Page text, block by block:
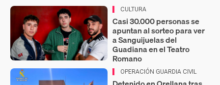
CULTURA
Casi 30.000 personas se
apuntan al sorteo para ver
a Sanguijuelas del
Guadiana en el Teatro
Romano
OPERACIÓN GUARDIA CIVIL